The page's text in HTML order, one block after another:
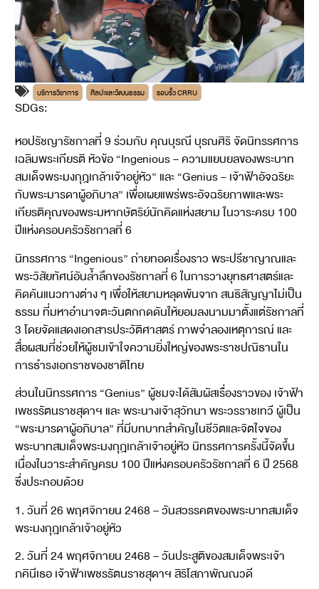
บริการวิชาการ ศิลปะและวัฒนธรรม รอบรั้ว CRRU
SDGs:
หอปรัชญารัชกาลที่ 9 ร่วมกับ คุณบุรณี บุรณศิริ จัดนิทรรศการ
เฉลิมพระเกียรติ หัวข้อ “Ingenious – ความแยบยลของพระบาท
สมเด็จพระมงกุฎเกล้าเจ้าอยู่หัว” และ “Genius – เจ้าฟ้าอัจฉริยะ
กับพระมารดาผู้อภิบาล” เพื่อเผยแพร่พระอัจฉริยภาพและพระ
เกียรติคุณของพระมหากษัตริย์นักคิดแห่งสยาม ในวาระครบ 100
ปีแห่งครอบครัวรัชกาลที่ 6
นิทรรศการ “Ingenious” ถ่ายทอดเรื่องราว พระปรีชาญาณและ
พระวิสัยทัศน์อันล้ำลึกของรัชกาลที่ 6 ในการวางยุทธศาสตร์และ
คิดค้นแนวทางต่าง ๆ เพื่อให้สยามหลุดพ้นจาก สนธิสัญญาไม่เป็น
ธรรม ที่มหาอำนาจตะวันตกกดดันให้ยอมลงนามมาตั้งแต่รัชกาลที่
3 โดยจัดแสดงเอกสารประวัติศาสตร์ ภาพจำลองเหตุการณ์ และ
สื่อผสมที่ช่วยให้ผู้ชมเข้าใจความยิ่งใหญ่ของพระราชปณิธานใน
การธำรงเอกราชของชาติไทย
ส่วนในนิทรรศการ “Genius” ผู้ชมจะได้สัมผัสเรื่องราวของ เจ้าฟ้า
เพชรรัตนราชสุดาฯ และ พระนางเจ้าสุวัทนา พระวรราชเทวี ผู้เป็น
“พระมารดาผู้อภิบาล” ที่มีบทบาทสำคัญในชีวิตและจิตใจของ
พระบาทสมเด็จพระมงกุฎเกล้าเจ้าอยู่หัว นิทรรศการครั้งนี้จัดขึ้น
เนื่องในวาระสำคัญครบ 100 ปีแห่งครอบครัวรัชกาลที่ 6 ปี 2568
ซึ่งประกอบด้วย
1. วันที่ 26 พฤศจิกายน 2468 – วันสวรรคตของพระบาทสมเด็จ
พระมงกุฎเกล้าเจ้าอยู่หัว
2. วันที่ 24 พฤศจิกายน 2468 – วันประสูติของสมเด็จพระเจ้า
ภคินีเธอ เจ้าฟ้าเพชรรัตนราชสุดาฯ สิริโสภาพัณณวดี